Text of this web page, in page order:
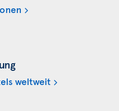
weltweit